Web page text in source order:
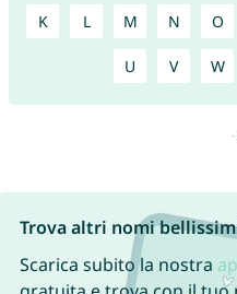
K L M N O
U V W
Trova altri nomi
Scarica subito la nostra